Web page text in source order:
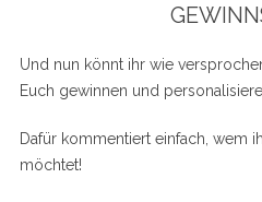
Und nun könnt ihr wie
Euch gewinnen und
Dafür kommentiert einfach, wem
möchtet!